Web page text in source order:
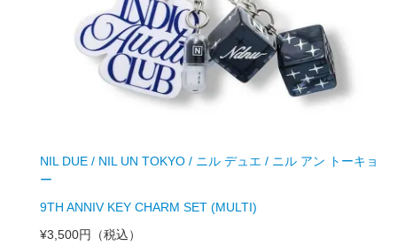
NIL DUE / NIL UN TOKYO / ニル デュエ / ニル アン トーキョ
ー
9TH ANNIV KEY CHARM SET (MULTI)
¥3,500円
（税込）